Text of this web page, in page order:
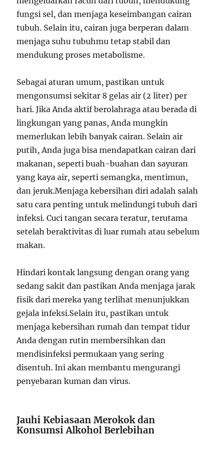
fungsi sel, dan menjaga keseimbangan cairan
tubuh. Selain itu, cairan juga berperan dalam
menjaga suhu tubuhmu tetap stabil dan
mendukung proses metabolisme.
Sebagai aturan umum, pastikan untuk
mengonsumsi sekitar 8 gelas air (2 liter) per
hari. Jika Anda aktif berolahraga atau berada di
lingkungan yang panas, Anda mungkin
memerlukan lebih banyak cairan. Selain air
putih, Anda juga bisa mendapatkan cairan dari
makanan, seperti buah-buahan dan sayuran
yang kaya air, seperti semangka, mentimun,
dan jeruk.Menjaga kebersihan diri adalah salah
satu cara penting untuk melindungi tubuh dari
infeksi. Cuci tangan secara teratur, terutama
setelah beraktivitas di luar rumah atau sebelum
makan.
Hindari kontak langsung dengan orang yang
sedang sakit dan pastikan Anda menjaga jarak
fisik dari mereka yang terlihat menunjukkan
gejala infeksi.Selain itu, pastikan untuk
menjaga kebersihan rumah dan tempat tidur
Anda dengan rutin membersihkan dan
mendisinfeksi permukaan yang sering
disentuh. Ini akan membantu mengurangi
penyebaran kuman dan virus.
Jauhi Kebiasaan Merokok dan
Konsumsi Alkohol Berlebihan